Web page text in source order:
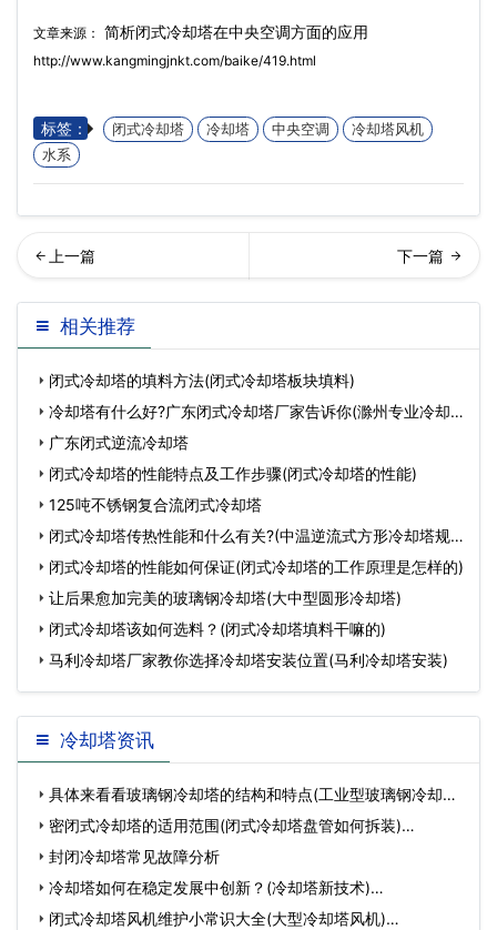
文章来源： 简析闭式冷却塔在中央空调方面的应用
http://www.kangmingjnkt.com/baike/419.html
标签： 闭式冷却塔 冷却塔 中央空调
冷却塔风机
水系
致高温冷却塔变形下沉的原
因是什么…
式冷却塔的排污有多重要
相关推荐
闭式冷却塔的填料方法(闭式冷却塔板块填料)
冷却塔有什么好?广东闭式冷却塔厂家告诉你(滁州专业冷却
塔 广东闭式逆流冷却塔
闭式冷却塔的性能特点及工作步骤(闭式冷却塔的性能)
125吨不锈钢复合流闭式冷却塔
闭式冷却塔传热性能和什么有关?(中温逆流式方形冷却塔规
格)闭式冷却塔的性能如何保证(闭式冷却塔的工作原理是怎样的)
让后果愈加完美的玻璃钢冷却塔(大中型圆形冷却塔)
闭式冷却塔该如何选料？(闭式冷却塔填料干嘛的)
马利冷却塔厂家教你选择冷却塔安装位置(马利冷却塔安装)
冷却塔资讯
具体来看看玻璃钢冷却塔的结构和特点(工业型玻璃钢冷却塔
价…密闭式冷却塔的适用范围(闭式冷却塔盘管如何拆装)…
封闭冷却塔常见故障分析
冷却塔如何在稳定发展中创新？(冷却塔新技术)…
闭式冷却塔风机维护小常识大全(大型冷却塔风机)…